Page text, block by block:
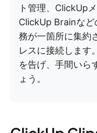
ト管理、ClickUpメ
ClickUp Brainなど
務が一箇所に集約
レスに接続します
を告げ、手間いら
ょう。